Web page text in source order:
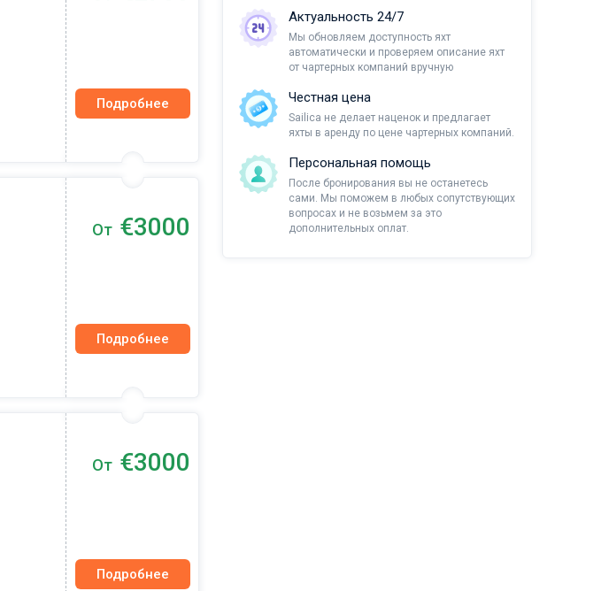
Подробнее
От €3000
Подробнее
От €3000
Подробнее
Актуальность 24/7
Мы обновляем доступность яхт
автоматически и проверяем описание яхт
от чартерных компаний вручную
Честная цена
Sailica не делает наценок и предлагает
яхты в аренду по цене чартерных компаний.
Персональная помощь
После бронирования вы не останетесь
сами. Мы поможем в любых сопутствующих
вопросах и не возьмем за это
дополнительных оплат.